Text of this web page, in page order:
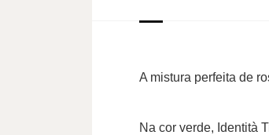
A mistura perfeita de
Na cor verde, Identità